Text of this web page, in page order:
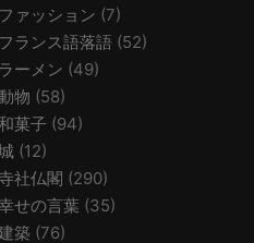
ファッション (7)
フランス語落語 (52)
ラーメン (49)
動物 (58)
菓子 (94)
(12)
社仏閣 (290)
せの言葉 (35)
築 (76)